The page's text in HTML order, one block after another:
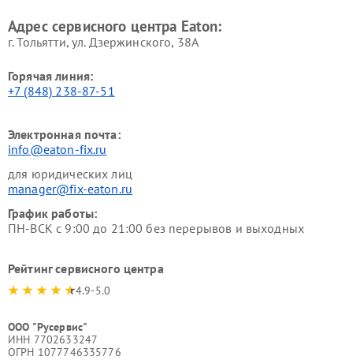
Адрес сервисного центра Eaton:
г. Тольятти, ул. Дзержинского, 38А
Горячая линия:
+7 (848) 238-87-51
Электронная почта:
info@eaton-fix.ru
для юридических лиц
manager@fix-eaton.ru
График работы:
ПН-ВСК с 9:00 до 21:00 без перерывов и выходных
Рейтинг сервисного центра
4.9-5.0
ООО "Русервис"
ИНН 7702633247
ОГРН 1077746335776